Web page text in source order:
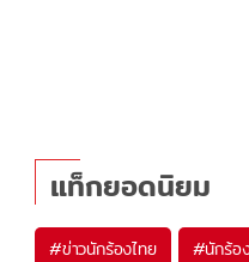
แท็กยอดนิยม
#ข่าวนักร้องไทย #นักร้อ